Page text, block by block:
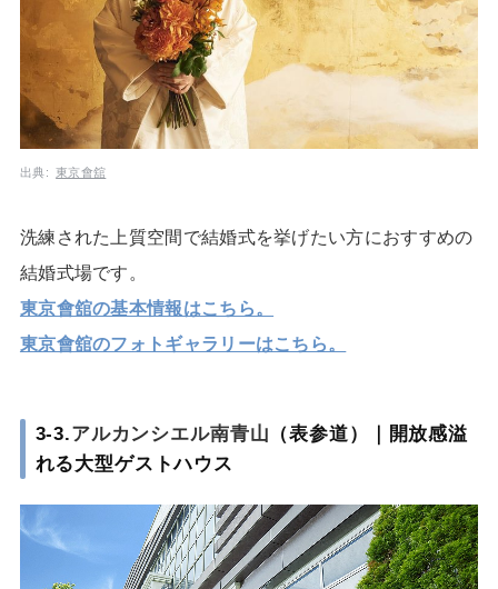
出典: 東京會舘
洗練された上質空間で結婚式を挙げたい方におすすめの
結婚式場です。
東京會舘の基本情報はこちら。
東京會舘のフォトギャラリーはこちら。
3-3.アルカンシエル南青山 （表参道）｜開放感溢
れる大型ゲストハウス